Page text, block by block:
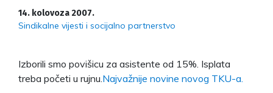
14. kolovoza 2007.
Sindikalne vijesti i socijalno partnerstvo
Izborili smo povišicu za asistente od 15%. Isplata
treba početi u rujnu. Najvažnije novine novog TKU-a.